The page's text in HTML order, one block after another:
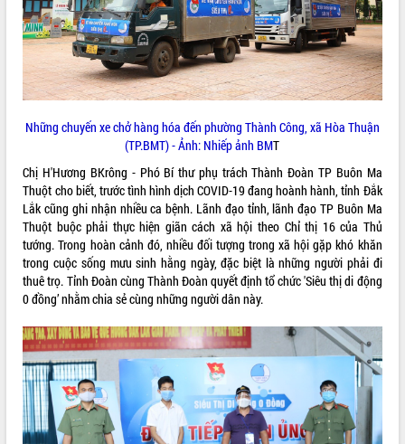
Kết nối tour, đẩy mạnh chuyển đổi số
để phát triển du lịch Đắk Lắk
Khởi động Dự án Đầu tư xây dựng hạ
tầng kỹ thuật Cụm công nghiệp Tân
Tiến
Gặp mặt các cơ quan báo chí nhân Kỷ
niệm 101 năm Ngày Báo chí Cách
Đắk Lắk sơ kết 4 năm triển khai thực
hiện Đề án 06 của Chính phủ
Họp báo thông tin về Hội nghị Công bố
Quy hoạch và Xúc tiến đầu tư tỉnh Đắk
Lắk
Khơi thông điểm nghẽn, đẩy nhanh
giải ngân vốn khắc phục thiên tai
hoạch tỉnh thời kỳ 2021-2030
Hội thảo góp ý hồ sơ điều chỉnh quy
hoạch tỉnh Đắk Lắk thời kỳ 2021-2030,
tầm nhìn đến năm 2050
Nâng cao hiệu quả hoạt động của các
doanh nghiệp nhà nước
Những chuyến xe chở hàng hóa đến phường Thành Công, xã Hòa Thuận
(TP.BMT) - Ảnh: Nhiếp ảnh BMT
Chị H'Hương BKrông - Phó Bí thư phụ trách Thành Đoàn TP Buôn Ma
Thuột cho biết, trước tình hình dịchCOVID-19đang hoành hành, tỉnh Đắk
Lắk cũng ghi nhận nhiều ca bệnh. Lãnh đạo tỉnh, lãnh đạo TP Buôn Ma
Thuột buộc phải thực hiện giãn cách xã hội theo Chỉ thị 16 của Thủ
tướng. Trong hoàn cảnh đó, nhiều đối tượng trong xã hội gặp khó khăn
trong cuộc sống mưu sinh hằng ngày, đặc biệt là những người phải đi
thuê trọ. Tỉnh Đoàn cùng Thành Đoàn quyết định tổ chức 'Siêu thị di động
0 đồng’ nhằm chia sẻ cùng những người dân này.